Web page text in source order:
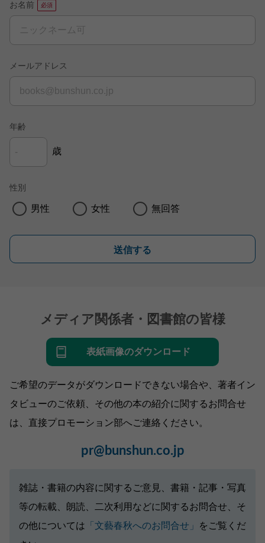
お名前
メールアドレス
年齢
歳
性別
男性 女性 無回答
送信する
メディア関係者・図書館の皆様
表紙画像のダウンロード
ご希望のデータがダウンロードできない場合や、著者イン
タビューのご依頼、その他の本の紹介に関するお問合せ
は、直接プロモーション部へご連絡ください。
pr@bunshun.co.jp
雑誌・書籍の内容に関するご意見、書籍・記事・写真
等の転載、朗読、二次利用などに関するお問合せ、そ
の他については 「文藝春秋へのお問合せ」
をご覧くだ